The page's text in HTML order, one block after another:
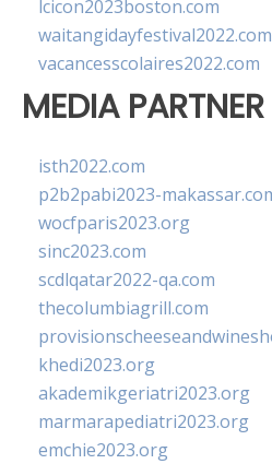
lcicon2023boston.com
waitangidayfestival2022.com
vacancesscolaires2022.com
MEDIA PARTNER
isth2022.com
p2b2pabi2023-
wocfparis2023.org
sinc2023.com
scdlqatar2022-qa.com
thecolumbiagrill.com
khedi2023.org
akademikgeriatri2023.org
marmarapediatri2023.org
emchie2023.org